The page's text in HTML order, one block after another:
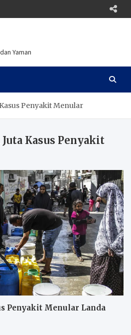
Yaman
Penyakit Menular
Kasus Penyakit
Penyakit Menular Landa